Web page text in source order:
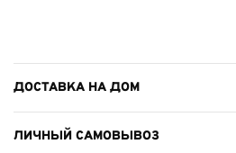
ДОСТАВКА НА ДОМ
ЛИЧНЫЙ САМОВЫВОЗ